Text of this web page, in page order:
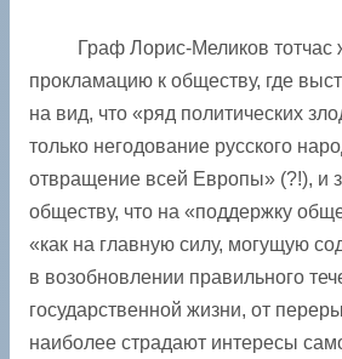
Граф Лорис-Меликов тотчас
прокламацию к обществу, где
на вид, что «ряд политических
только негодование русского
отвращение всей Европы» (?!), и
обществу, что на «поддержку
«как на главную силу, могущую
в возоб­новлении правильного
государственной жизни, от
наиболее страдают интересы